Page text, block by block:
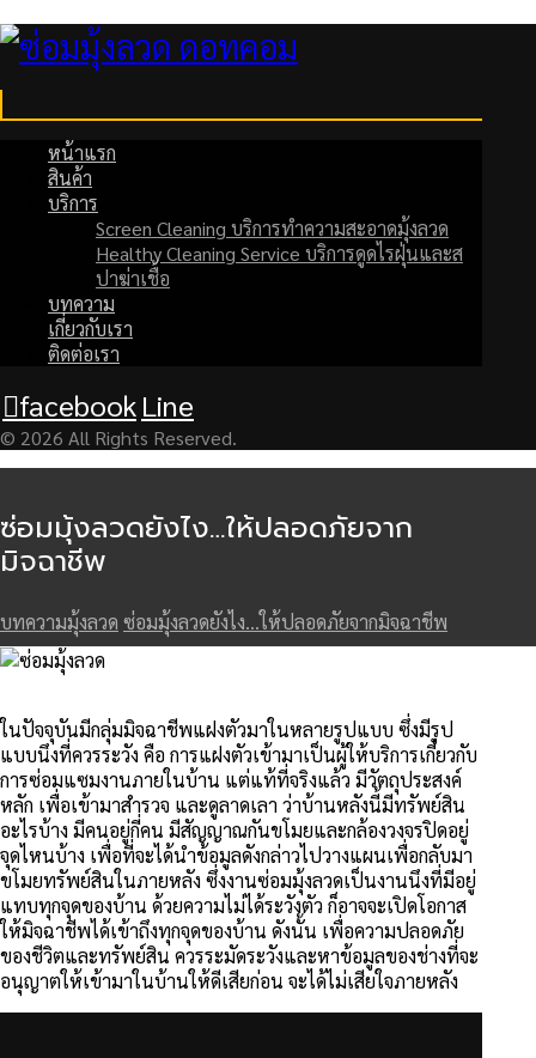
หน้าแรก
สินค้า
บริการ
Screen Cleaning บริการทำความสะอาดมุ้งลวด
Healthy Cleaning Service บริการดูดไรฝุ่นและส
ปาฆ่าเชื้อ
บทความ
เกี่ยวกับเรา
ติดต่อเรา
facebookLine
© 2026 All Rights Reserved.
ซ่อมมุ้งลวดยังไง…ให้ปลอดภัยจาก
มิจฉาชีพ
บทความมุ้งลวด ซ่อมมุ้งลวดยังไง...ให้ปลอดภัยจากมิจฉาชีพ
ในปัจจุบันมีกลุ่มมิจฉาชีพแฝงตัวมาในหลายรูปแบบ ซึ่งมีรูป
แบบนึงที่ควรระวัง คือ การแฝงตัวเข้ามาเป็นผู้ให้บริการเกี่ยวกับ
การซ่อมแซมงานภายในบ้าน แต่แท้ที่จริงแล้ว มีวัตถุประสงค์
หลัก เพื่อเข้ามาสำรวจ และดูลาดเลา ว่าบ้านหลังนี้มีทรัพย์สิน
อะไรบ้าง มีคนอยู่กี่คน มีสัญญาณกันขโมยและกล้องวงจรปิดอยู่
จุดไหนบ้าง เพื่อที่จะได้นำข้อมูลดังกล่าวไปวางแผนเพื่อกลับมา
ขโมยทรัพย์สินในภายหลัง ซึ่งงานซ่อมมุ้งลวดเป็นงานนึงที่มีอยู่
แทบทุกจุดของบ้าน ด้วยความไม่ได้ระวังตัว ก็อาจจะเปิดโอกาส
ให้มิจฉาชีพได้เข้าถึงทุกจุดของบ้าน ดังนั้น เพื่อความปลอดภัย
ของชีวิตและทรัพย์สิน ควรระมัดระวังและหาข้อมูลของช่างที่จะ
อนุญาตให้เข้ามาในบ้านให้ดีเสียก่อน จะได้ไม่เสียใจภายหลัง